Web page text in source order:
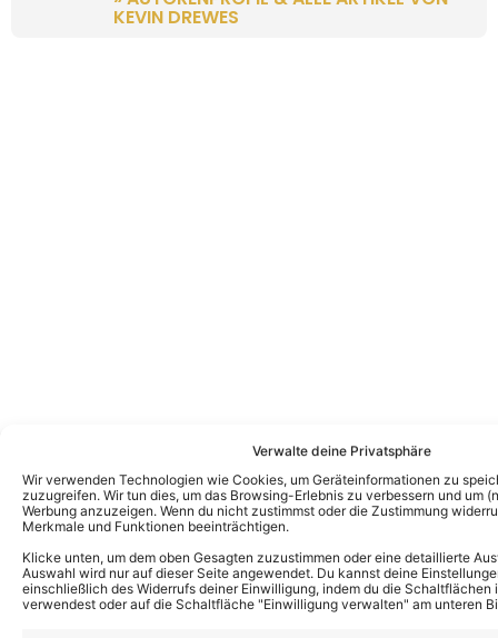
Verwalte deine Privatsphäre
Wir verwenden Technologien wie Cookies, um Geräteinformationen zu
zuzugreifen. Wir tun dies, um das Browsing-Erlebnis zu verbessern und um
Werbung anzuzeigen. Wenn du nicht zustimmst oder die Zustimmung
Merkmale und Funktionen beeinträchtigen.
Klicke unten, um dem oben Gesagten zuzustimmen oder eine detaillierte
Auswahl wird nur auf dieser Seite angewendet. Du kannst deine
einschließlich des Widerrufs deiner Einwilligung, indem du die
verwendest oder auf die Schaltfläche "Einwilligung verwalten" am unteren
KEVIN DREWES
Das könnte Euch auch interessieren:
„Egmond aan Zee Schlagerfinale“: Diese
Schlagerreise mit Anna-Maria